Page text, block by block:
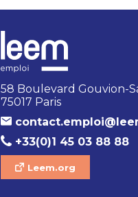
58 Boulevard Gouvion-
75017 Paris
+33(0)1 45 03 88 88
Leem.org